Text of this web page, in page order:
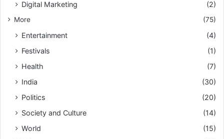
Digital Marketing (2)
More (75)
Entertainment
(4)
Festivals
(1)
Health
(7)
India
(30)
Politics
(20)
Society and Culture
(14)
World
(15)